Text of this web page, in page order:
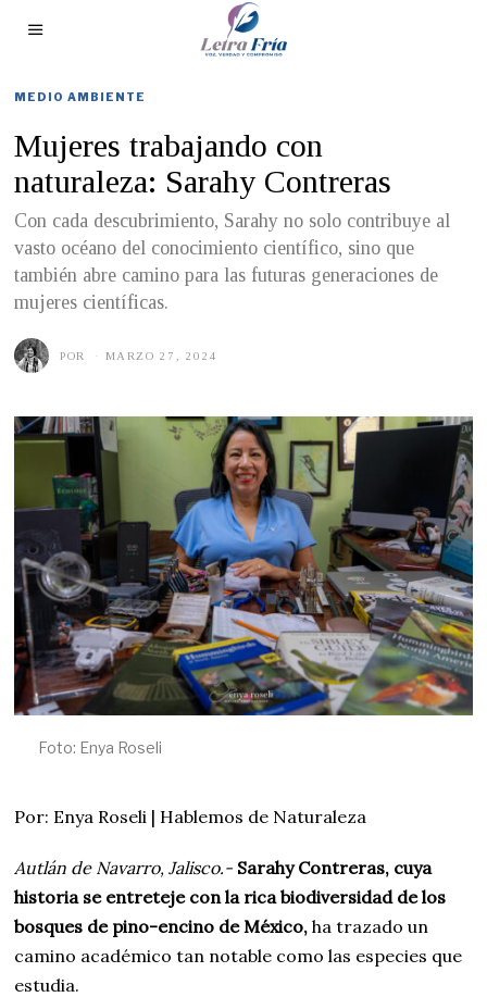
MEDIO AMBIENTE
Mujeres trabajando con
naturaleza: Sarahy Contreras
Con cada descubrimiento, Sarahy no solo contribuye al
vasto océano del conocimiento científico, sino que
también abre camino para las futuras generaciones de
mujeres científicas.
POR MARZO 27, 2024
O
2
6
,
2
0
2
Foto: Enya Roseli
Por: Enya Roseli | Hablemos de Naturaleza
Autlán de Navarro, Jalisco.- Sarahy Contreras, cuya
historia se entreteje con la rica biodiversidad de los
bosques de pino-encino de México,ha trazado un
camino académico tan notable como las especies que
estudia.